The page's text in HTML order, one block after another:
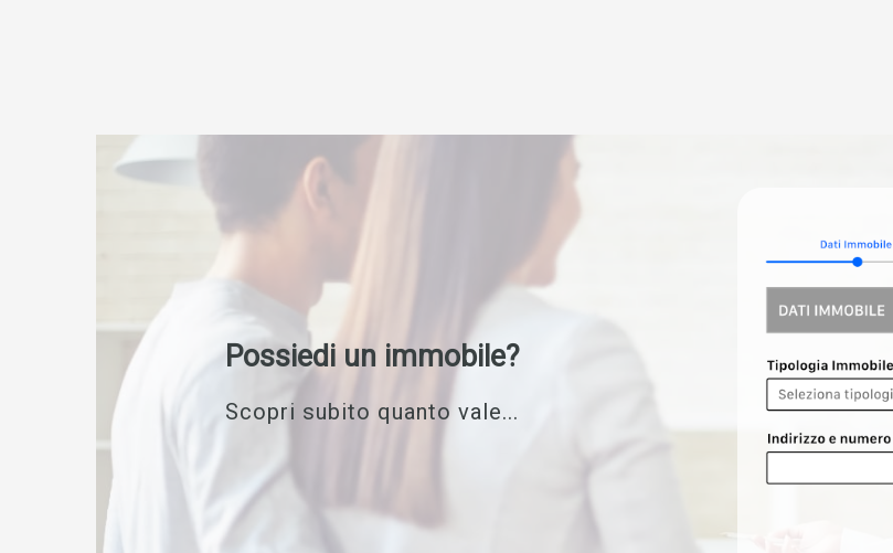
Possiedi un immobile?
Scopri subito quanto vale...